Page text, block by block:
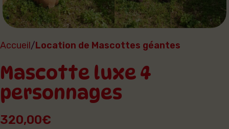
Accueil Location de Mascottes géantes
Mascotte luxe 4
personnages
320,00€